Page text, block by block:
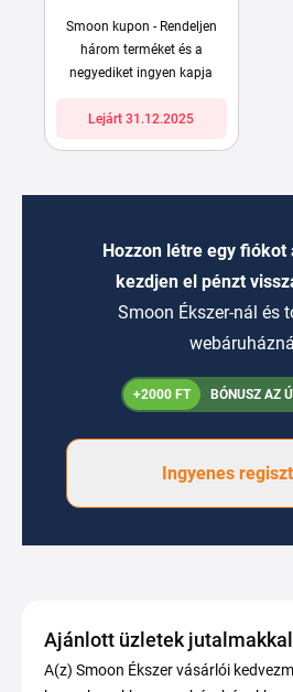
Smoon kupon - Rendeljen
három terméket és a
negyediket ingyen kapja
Lejárt 31.12.2025
Hozzon létre egy fiókot
kezdjen el pénzt
Smoon Ékszer-nál és
+2000 FT BÓNUSZ AZ
Ingyenes
Ajánlott üzletek jutalmakkal
A(z) Smoon Ékszer vásárlói